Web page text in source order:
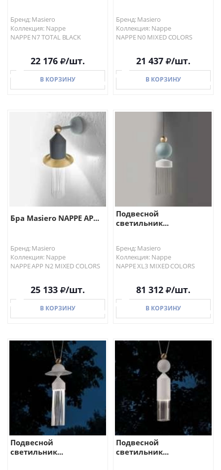
Бренд: Masiero
Коллекция: Nappe
NAPPE N7 TOTAL BLACK
22 176 /шт.
В КОРЗИНУ
В КОРЗИНУ
Бренд: Masiero
Коллекция: Nappe
NAPPE N0 MIXED COLORS
21 437 /шт.
В КОРЗИНУ
Бра Masiero NAPPE AP...
Бренд: Masiero
Коллекция: Nappe
NAPPE APP N2 MIXED COLORS
25 133 /шт.
В КОРЗИНУ
В КОРЗИНУ
Подвесной
светильник...
Бренд: Masiero
Коллекция: Nappe
NAPPE XL3 MIXED COLORS
81 312 /шт.
В КОРЗИНУ
В КОРЗИНУ
Подвесной
светильник...
Подвесной
светильник...